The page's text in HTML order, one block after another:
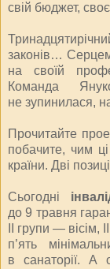
свій бюджет,
законів… Серцем
на своїй
Команда
не зупинилася,
Прочитайте
побачите, чим
країни. Дві
Сьогодні
до 9 травня
ІІ групи — вісім,
п’ять
в санаторії. А